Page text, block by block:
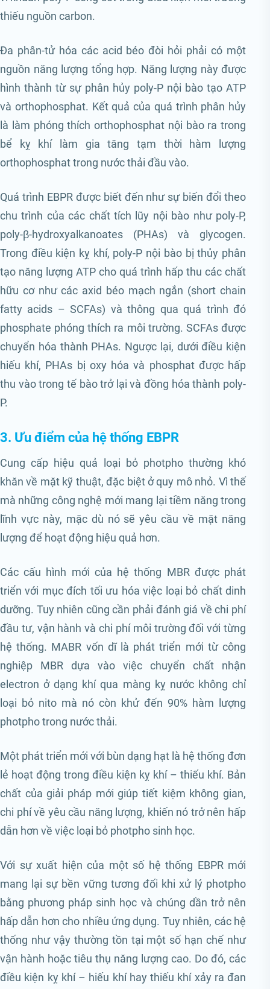
thiếu nguồn carbon.
Đa phân-tử hóa các acid béo đòi hỏi phải có một
nguồn năng lượng tổng hợp. Năng lượng này được
hình thành từ sự phân hủy poly-P nội bào tạo ATP
và orthophosphat. Kết quả của quá trình phân hủy
là làm phóng thích orthophosphat nội bào ra trong
bể kỵ khí làm gia tăng tạm thời hàm lượng
orthophosphat trong nước thải đầu vào.
Quá trình EBPR được biết đến như sự biến đổi theo
chu trình của các chất tích lũy nội bào như poly-P,
poly-β-hydroxyalkanoates (PHAs) và glycogen.
Trong điều kiện kỵ khí, poly-P nội bào bị thủy phân
tạo năng lượng ATP cho quá trình hấp thu các chất
hữu cơ như các axid béo mạch ngắn (short chain
fatty acids – SCFAs) và thông qua quá trình đó
phosphate phóng thích ra môi trường. SCFAs được
chuyển hóa thành PHAs. Ngược lại, dưới điều kiện
hiếu khí, PHAs bị oxy hóa và phosphat được hấp
thu vào trong tế bào trở lại và đồng hóa thành poly-
P.
3. Ưu điểm của hệ thống EBPR
Cung cấp hiệu quả loại bỏ photpho thường khó
khăn về mặt kỹ thuật, đặc biệt ở quy mô nhỏ. Vì thế
mà những công nghệ mới mang lại tiềm năng trong
lĩnh vực này, mặc dù nó sẽ yêu cầu về mặt năng
lượng để hoạt động hiệu quả hơn.
Các cấu hình mới của hệ thống MBR được phát
triển với mục đích tối ưu hóa việc loại bỏ chất dinh
dưỡng. Tuy nhiên cũng cần phải đánh giá về chi phí
đầu tư, vận hành và chi phí môi trường đối với từng
hệ thống. MABR vốn dĩ là phát triển mới từ công
nghiệp MBR dựa vào việc chuyển chất nhận
electron ở dạng khí qua màng kỵ nước không chỉ
loại bỏ nito mà nó còn khử đến 90% hàm lượng
photpho trong nước thải.
Một phát triển mới với bùn dạng hạt là hệ thống đơn
lẻ hoạt động trong điều kiện kỵ khí – thiếu khí. Bản
chất của giải pháp mới giúp tiết kiệm không gian,
chi phí về yêu cầu năng lượng, khiến nó trở nên hấp
dẫn hơn về việc loại bỏ photpho sinh học.
Với sự xuất hiện của một số hệ thống EBPR mới
mang lại sự bền vững tương đối khi xử lý photpho
bằng phương pháp sinh học và chúng dần trở nên
hấp dẫn hơn cho nhiều ứng dụng. Tuy nhiên, các hệ
thống như vậy thường tồn tại một số hạn chế như
vận hành hoặc tiêu thụ năng lượng cao. Do đó, các
điều kiện kỵ khí – hiếu khí hay thiếu khí xảy ra đan